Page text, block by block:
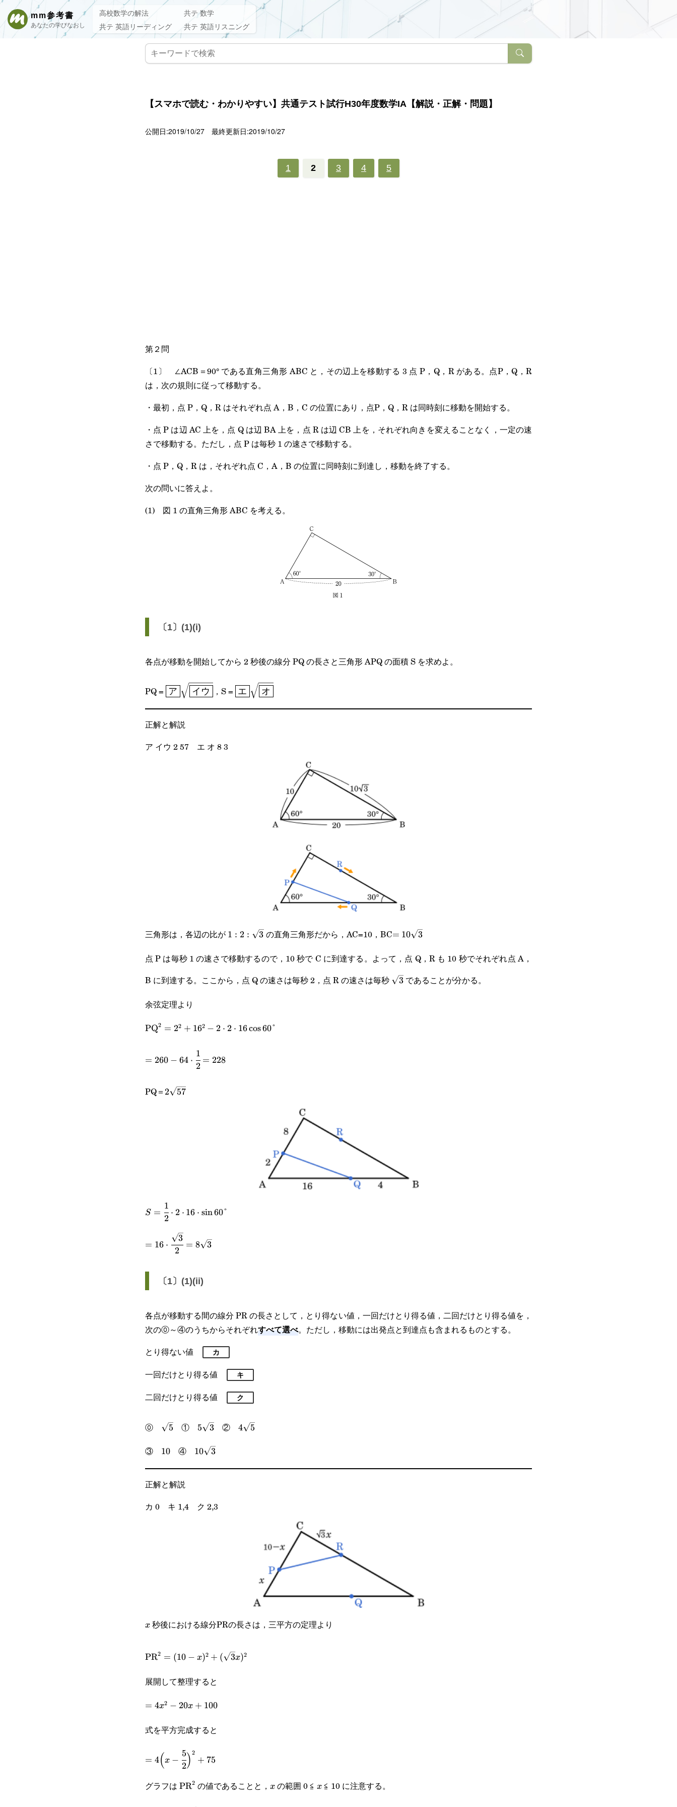
mm参考書
あなたの学びなおし
高校数学の解法
共テ 数学
共テ 英語リーディング
共テ 英語リスニング
【スマホで読む・わかりやすい】共通テスト試行H30年度数学IA【解説・正解・問題】
公開日:2019/10/27 最終更新日:2019/10/27
1 2 3 4 5
第２問
〔1〕 ∠ACB＝90° である直角三角形 ABC と，その辺上を移動する 3 点 P，Q，R がある。点P，Q，R
は，次の規則に従って移動する。
・最初，点 P，Q，R はそれぞれ点 A，B，C の位置にあり，点P，Q，R は同時刻に移動を開始する。
・点 P は辺 AC 上を，点 Q は辺 BA 上を，点 R は辺 CB 上を，それぞれ向きを変えることなく，一定の速
さで移動する。ただし，点 P は毎秒 1 の速さで移動する。
・点 P，Q，R は，それぞれ点 C，A，B の位置に同時刻に到達し，移動を終了する。
次の問いに答えよ。
(1) 図 1 の直角三角形 ABC を考える。
〔1〕(1)(i)
各点が移動を開始してから 2 秒後の線分 PQ の長さと三角形 APQ の面積 S を求めよ。
PQ = \boxed{\text{ア}}\sqrt{\boxed{\text{イ
ア イウ ，S = \boxed{\text{エ}}\sqrt{\boxed{\text{オ}}}
エ オ
正解と解説
ア イウ 2 57 エ オ 8 3
三角形は，各辺の比が 1:2:\sqrt{3}
1 : 2 : 3 の直角三角形だから，AC=10，BC =10\sqrt{3}
= 10 3
点 P は毎秒 1 の速さで移動するので，10 秒で C に到達する。よって，点 Q，R も 10 秒でそれぞれ点 A，
B に到達する。ここから，点 Q の速さは毎秒 2，点 R の速さは毎秒
\sqrt{3}
3 であることが分かる。
余弦定理より
\text{PQ}^2=2^2+16^2-
60\degree
PQ2 = 22 + 162 − 2 ⋅ 2 ⋅ 16cos60°
64\cdot\cfrac{1}
{2}=228
= 260 − 64 ⋅
2
1
= 228
PQ＝ 2\sqrt{57}
2 57
S=\cfrac{1}
{2}\cdot
2\cdot
60\degree
S =
2
1
⋅ 2 ⋅ 16 ⋅ sin60°
=16\cdot\cfrac{\sqrt{3}}
{2}=8\sqrt{3}
= 16 ⋅
2
3
= 8 3
〔1〕(1)(ii)
各点が移動する間の線分 PR の長さとして，とり得ない値，一回だけとり得る値，二回だけとり得る値を，
次の⓪～④のうちからそれぞれすべて選べ。ただし，移動には出発点と到達点も含まれるものとする。
とり得ない値
カ
一回だけとり得る値 キ
二回だけとり得る値 ク
⓪ \sqrt{5}
5 ① 5\sqrt{3}
5 3 ② 4\sqrt{5}
4 5
③ 10 ④ 10\sqrt{3}
10 3
正解と解説
カ 0 キ 1,4 ク 2,3
x
x 秒後における線分PRの長さは，三平方の定理より
\text{PR}^2=
(\sqrt{3}x)^2
PR2 = (10 − x)2 + ( 3x)2
展開して整理すると
=4x^2-
= 4x2 − 20x + 100
式を平方完成すると
=4\Big(x-
\cfrac{5}
{2}\Big)^2+75
= 4(x −
2
5) 2
+ 75
グラフは \text{PR}^2
PR2 の値であることと， x
x の範囲 0 ≦ x
x ≦ 10 に注意する。